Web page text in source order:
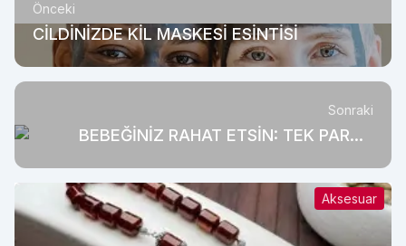
Önceki
CİLDİNİZDE KİL MASKESİ ESİNTİSİ
Sonraki
BEBEĞİNİZ RAHAT ETSİN: TEK PARÇA
Aksesuar